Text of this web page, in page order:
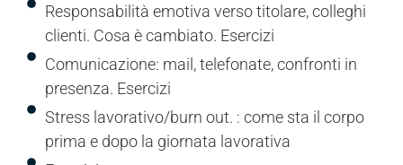
Responsabilità emotiva verso titolare, colleghi
clienti. Cosa è cambiato. Esercizi
Comunicazione: mail, telefonate, confronti in
presenza. Esercizi
Stress lavorativo/burn out. : come sta il corpo
prima e dopo la giornata lavorativa